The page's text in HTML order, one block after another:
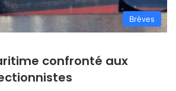
Brèves
confronté aux